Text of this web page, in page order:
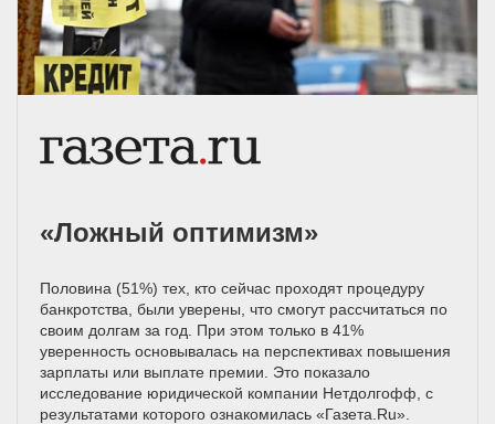
«Ложный оптимизм»
Половина (51%) тех, кто сейчас проходят процедуру
банкротства, были уверены, что смогут рассчитаться по
своим долгам за год. При этом только в 41%
уверенность основывалась на перспективах повышения
зарплаты или выплате премии. Это показало
исследование юридической компании Нетдолгофф, с
результатами которого ознакомилась «Газета.Ru».